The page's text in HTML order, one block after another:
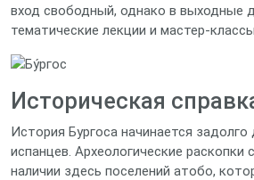
вход свободный, однако в выходные
тематические лекции и
Историческая
История Бургоса начинается
испанцев. Археологические раскопки
наличии здесь поселений атобо,